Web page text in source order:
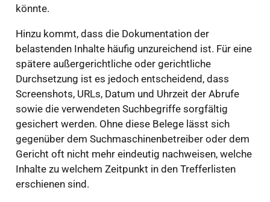
könnte.
Hinzu kommt, dass die Dokumentation der
belastenden Inhalte häufig unzureichend ist. Für eine
spätere außergerichtliche oder gerichtliche
Durchsetzung ist es jedoch entscheidend, dass
Screenshots, URLs, Datum und Uhrzeit der Abrufe
sowie die verwendeten Suchbegriffe sorgfältig
gesichert werden. Ohne diese Belege lässt sich
gegenüber dem Suchmaschinenbetreiber oder dem
Gericht oft nicht mehr eindeutig nachweisen, welche
Inhalte zu welchem Zeitpunkt in den Trefferlisten
erschienen sind.